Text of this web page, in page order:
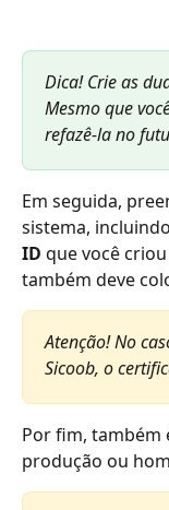
Dica! Crie as
Mesmo que
refazê-la no
Em seguida,
sistema,
ID que você
também deve
Atenção! No
Sicoob, o
Por fim, também
produção ou